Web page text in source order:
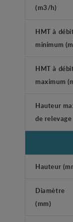
(m3/h)
HMT à
minimum
HMT à
maximum
Hauteur
de relevage
Hauteur
Diamètre
(mm)